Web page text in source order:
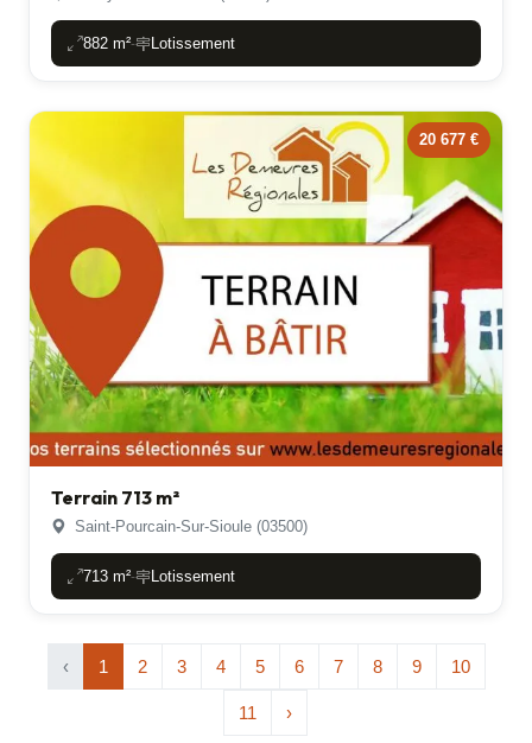
882 m²- Lotissement
20 677 €
Terrain 713 m²
Saint-Pourcain-Sur-Sioule (03500)
713 m²- Lotissement
‹ 1 2 3 4 5 6 7 8 9 10
11 ›